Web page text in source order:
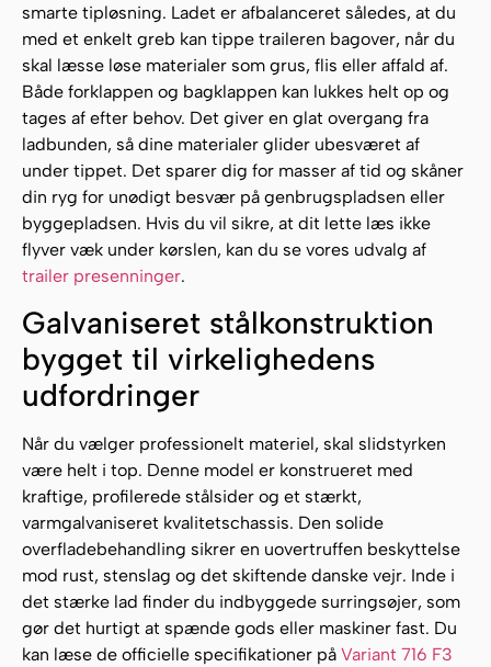
smarte tipløsning. Ladet er afbalanceret således, at du
med et enkelt greb kan tippe traileren bagover, når du
skal læsse løse materialer som grus, flis eller affald af.
Både forklappen og bagklappen kan lukkes helt op og
tages af efter behov. Det giver en glat overgang fra
ladbunden, så dine materialer glider ubesværet af
under tippet. Det sparer dig for masser af tid og skåner
din ryg for unødigt besvær på genbrugspladsen eller
byggepladsen. Hvis du vil sikre, at dit lette læs ikke
flyver væk under kørslen, kan du se vores udvalg af
trailer presenninger.
Galvaniseret stålkonstruktion
bygget til virkelighedens
udfordringer
Når du vælger professionelt materiel, skal slidstyrken
være helt i top. Denne model er konstrueret med
kraftige, profilerede stålsider og et stærkt,
varmgalvaniseret kvalitetschassis. Den solide
overfladebehandling sikrer en uovertruffen beskyttelse
mod rust, stenslag og det skiftende danske vejr. Inde i
det stærke lad finder du indbyggede surringsøjer, som
gør det hurtigt at spænde gods eller maskiner fast. Du
kan læse de officielle specifikationer på Variant 716 F3